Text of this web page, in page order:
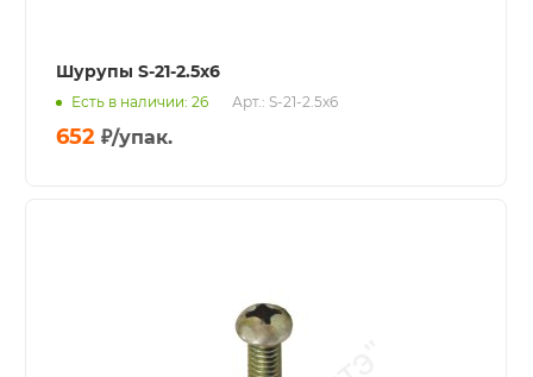
Шурупы S-21-2.5x6
Есть в наличии: 26 Арт.: S-21-2.5x6
652 ₽/упак.